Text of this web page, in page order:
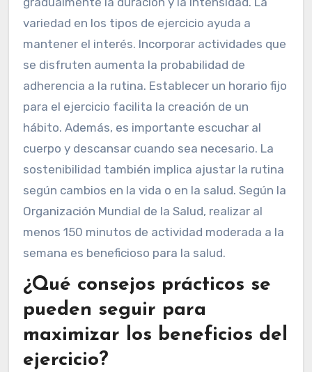
Para establecer una rutina de ejercicio
sostenible, es fundamental definir metas
realistas. Las metas deben ser específicas y
alcanzables. Es recomendable comenzar con
sesiones cortas de ejercicio, aumentando
gradualmente la duración y la intensidad. La
variedad en los tipos de ejercicio ayuda a
mantener el interés. Incorporar actividades que
se disfruten aumenta la probabilidad de
adherencia a la rutina. Establecer un horario fijo
para el ejercicio facilita la creación de un
hábito. Además, es importante escuchar al
sostenibilidad también implica ajustar la rutina
según cambios en la vida o en la salud. Según la
Organización Mundial de la Salud, realizar al
menos 150 minutos de actividad moderada a la